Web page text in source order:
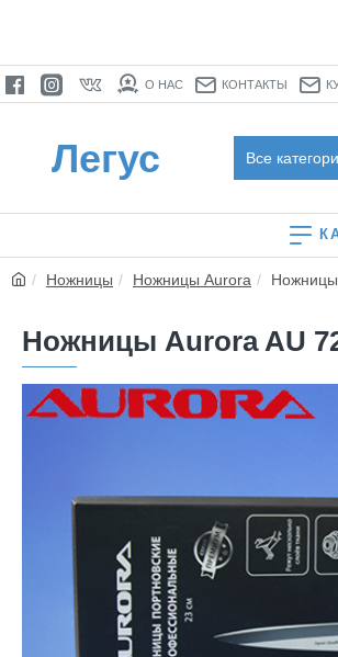
О НАС КОНТАКТЫ
Легус Все
Ножницы Ножницы Aurora Ножницы
Ножницы Aurora AU